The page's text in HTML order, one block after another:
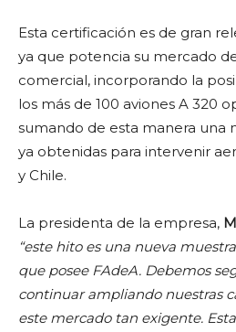
Esta certificación es de gran
ya que potencia su mercado
comercial, incorporando la
los más de 100 aviones A 320
sumando de esta manera una
ya obtenidas para intervenir
y Chile.
La presidenta de la empresa,
“este hito es una nueva
que posee FAdeA. Debemos
continuar ampliando nuestras
este mercado tan exigente.